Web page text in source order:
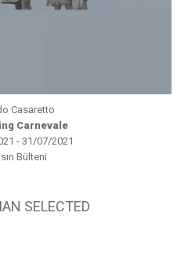
Casaretto
Carnevale
- 31/07/2021
Bülteni
SELECTED